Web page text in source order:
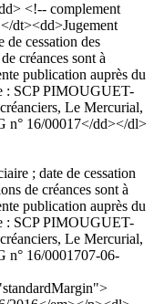
<!-- complement
dt><dd>Jugement
de cessation des
créances sont à
publication auprès du
: SCP PIMOUGUET-
Le Mercurial,
n° 16/00017</dd></dl>
; date de cessation
de créances sont à
publication auprès du
: SCP PIMOUGUET-
Le Mercurial,
n° 16/0001707-06-